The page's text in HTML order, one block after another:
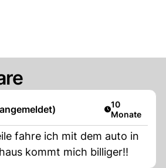
Artikel
10
Monate
fahre ich mit dem auto in
kommt mich billiger!!